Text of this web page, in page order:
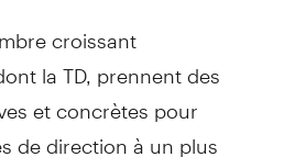
croissant
la TD, prennent des
et concrètes pour
de direction à un plus